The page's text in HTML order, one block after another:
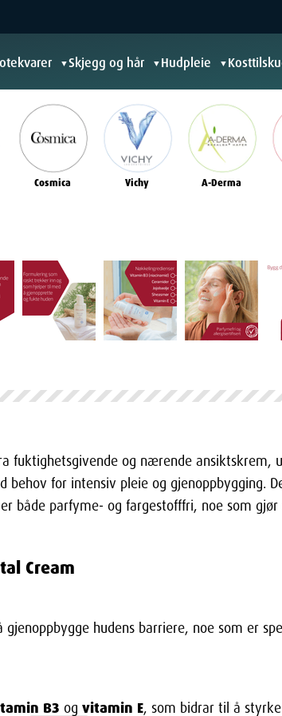
▼Skjegg og hår ▼ Hudpleie ▼
Cosmica Vichy A-Derma
fuktighetsgivende og nærende ansiktskrem,
behov for intensiv pleie og gjenoppbygging.
både parfyme- og fargestofffri, noe som gjør
Cream
hudens barriere, noe som er
B3 og vitamin E, som bidrar til å